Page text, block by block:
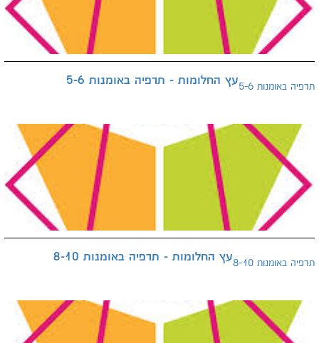
עץ החלומות - תרפיה באומנות 5-6 תרפיה באומנות 5-6
עץ החלומות - תרפיה באומנות 8-10 תרפיה באומנות 8-10